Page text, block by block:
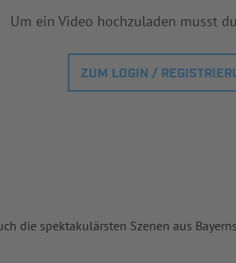
Um ein Video hochzuladen musst
ZUM LOGIN /
die spektakulärsten Szenen aus